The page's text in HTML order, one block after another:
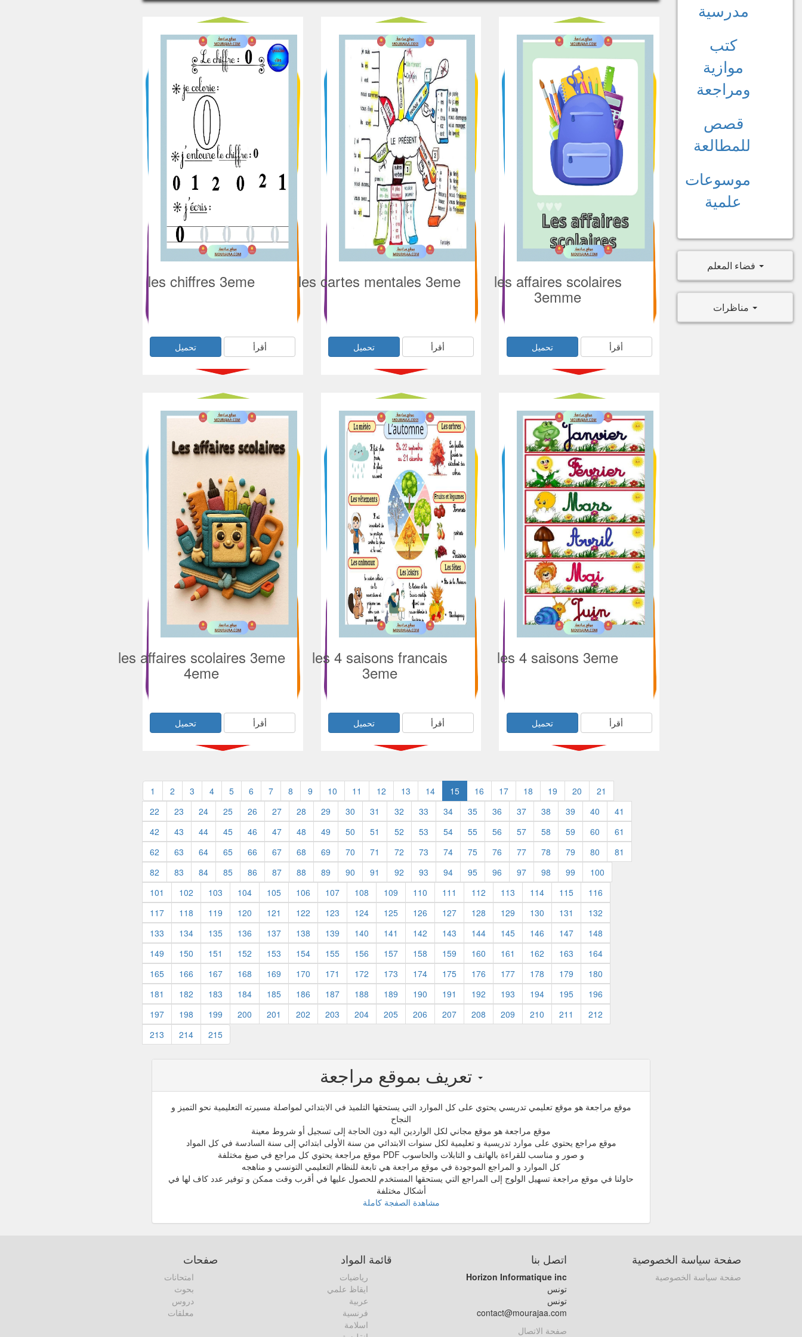
les chiffres 3eme
أقرأ تحميل
les cartes mentales 3eme
أقرأ تحميل
les affaires scolaires
3emme
أقرأ تحميل
les affaires scolaires 3eme
4eme
أقرأ تحميل
les 4 saisons francais
3eme
أقرأ تحميل
les 4 saisons 3eme
أقرأ تحميل
1 2 3 4 5 6 7 8 9 10 11 12 13 14 15 16 17 18 19 20
21
22
23 24 25 26 27 28 29 30 31 32 33 34 35 36 37 38 39 40
41
42
43 44 45 46 47 48 49 50 51 52 53 54 55 56 57 58 59 60
61
62
63 64 65 66 67 68 69 70 71 72 73 74 75 76 77 78 79 80
81
82
83 84 85 86 87 88 89 90 91 92 93 94 95 96 97 98 99
100
101
102 103 104 105 106 107 108 109 110 111 112 113 114 115
116
117
118 119 120 121 122 123 124 125 126 127 128 129 130 131
132
133
134 135 136 137 138 139 140 141 142 143 144 145 146 147
148
149
150 151 152 153 154 155 156 157 158 159 160 161 162 163
164
165
166 167 168 169 170 171 172 173 174 175 176 177 178 179
180
181
182 183 184 185 186 187 188 189 190 191 192 193 194 195
196
197
198 199 200 201 202 203 204 205 206 207 208 209 210 211
212
213
214 215
تعريف بموقع مراجعة
موقع مراجعة هو موقع تعليمي تدريسي يحتوي على كل الموارد التي يستحقها التلميذ في الابتدائي لمواصلة مسيرته التعليمية نحو التميز و
النجاح
موقع مراجعة هو موقع مجاني لكل الواردين اليه دون الحاجة إلى تسجيل أو شروط معينة
موقع مراجع يحتوي على موارد تدريسية و تعليمية لكل سنوات الابتدائي من سنة الأولى ابتدائي إلى سنة السادسة في كل المواد
و صور و مناسب للقراءة بالهاتف و التابلات والحاسوب PDF موقع مراجعة يحتوي كل مراجع في صيغ مختلفة
كل الموارد و المراجع الموجودة في موقع مراجعة هي تابعة للنظام التعليمي التونسي و مناهجه
حاولنا في موقع مراجعة تسهيل الولوج إلى المراجع التي يستحقها المستخدم للحصول عليها في أقرب وقت ممكن و توفير عدد كاف لها في
أشكال مختلفة
مشاهدة الصفجة كاملة
مدرسية
كتب
موازية
ومراجعة
قصص
للمطالعة
موسوعات
علمية
فضاء المعلم
مناظرات
صفحات
امتحانات
بحوث
دروس
معلقات
قائمة المواد
رياضيات
ايقاظ علمي
عربية
فرنسية
اسلامة
اتصل بنا
Horizon Informatique inc
تونس
تونس
contact@mourajaa.com
صفحة الاتصال
صفحة سياسة الخصوصية
صفحة سياسة الخصوصية